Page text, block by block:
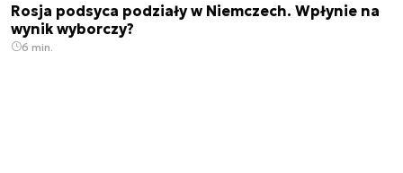
Rosja podsyca podziały w Niemczech. Wpłynie na
wynik wyborczy?
6 min.